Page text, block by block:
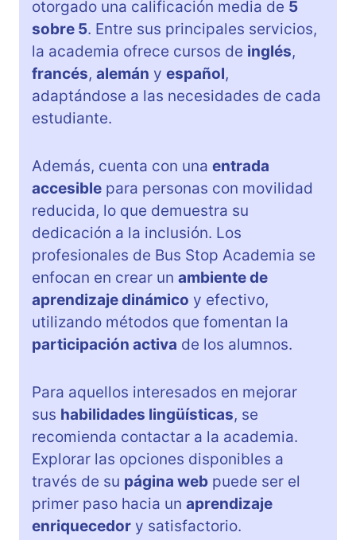
otorgado una calificación media de 5
sobre 5. Entre sus principales servicios,
la academia ofrece cursos de inglés,
francés, alemán y español,
adaptándose a las necesidades de cada
estudiante.
Además, cuenta con una entrada
accesible para personas con movilidad
reducida, lo que demuestra su
dedicación a la inclusión. Los
profesionales de Bus Stop Academia se
enfocan en crear un ambiente de
aprendizaje dinámico y efectivo,
utilizando métodos que fomentan la
participación activa de los alumnos.
Para aquellos interesados en mejorar
sus habilidades lingüísticas, se
recomienda contactar a la academia.
Explorar las opciones disponibles a
través de su página web puede ser el
primer paso hacia un aprendizaje
enriquecedor y satisfactorio.